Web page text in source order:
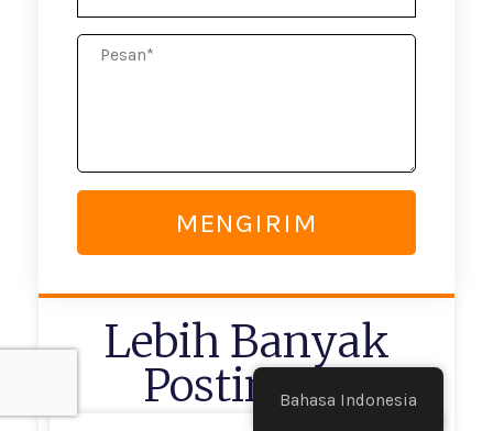
Pesan
MENGIRIM
Lebih Banyak
PostinganBahasa Indonesia